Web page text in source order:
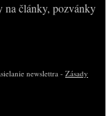
na články, pozvánky
newslettra - Zásady